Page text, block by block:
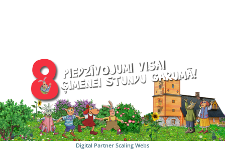
Digital Partner Scaling Webs